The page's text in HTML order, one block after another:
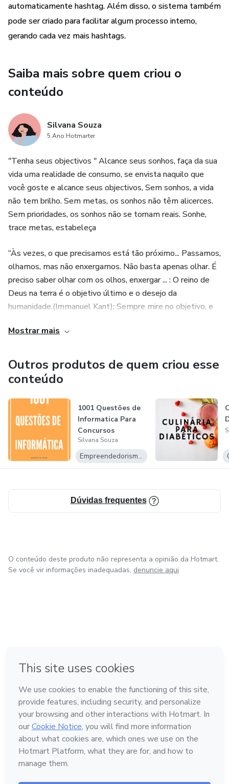
automaticamente hashtag. Além disso, o sistema também
pode ser criado para facilitar algum processo interno,
gerando cada vez mais hashtags.
Saiba mais sobre quem criou o
conteúdo
Silvana Souza
5 Ano Hotmarter
"Tenha seus objectivos " Alcance seus sonhos, faça da sua
vida uma realidade de consumo, se envista naquilo que
você goste e alcance seus objectivos, Sem sonhos, a vida
não tem brilho. Sem metas, os sonhos não têm alicerces.
Sem prioridades, os sonhos não se tornam reais. Sonhe,
trace metas, estabeleça
“Às vezes, o que precisamos está tão próximo... Passamos,
olhamos, mas não enxergamos. Não basta apenas olhar. É
preciso saber olhar com os olhos, enxergar ... : O reino de
Deus na terra é o objetivo último e o desejo da
humanidade.(Immanuel Kant); Sempre mire no objetivo, e
Mostrar mais
Outros produtos de quem criou esse
conteúdo
1001 Questões de
Informatica Para
Concursos
Silvana Souza
Empreendedorismo Digital
Dúvidas frequentes
O conteúdo deste produto não representa a opinião da Hotmart.
Se você vir informações inadequadas, denuncie aqui
Feito com ❤ em Bogotá
Conheça a Hotmart
Idioma
Português